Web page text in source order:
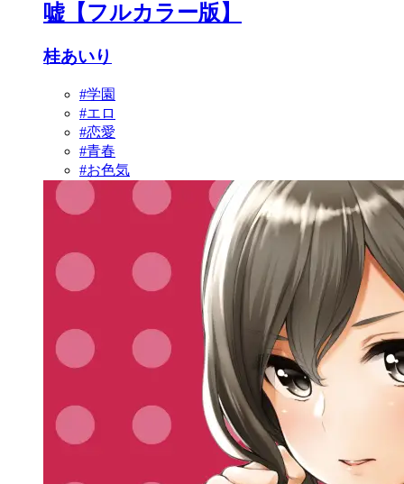
嘘【フルカラー版】
桂あいり
#学園
#エロ
#恋愛
#青春
#お色気